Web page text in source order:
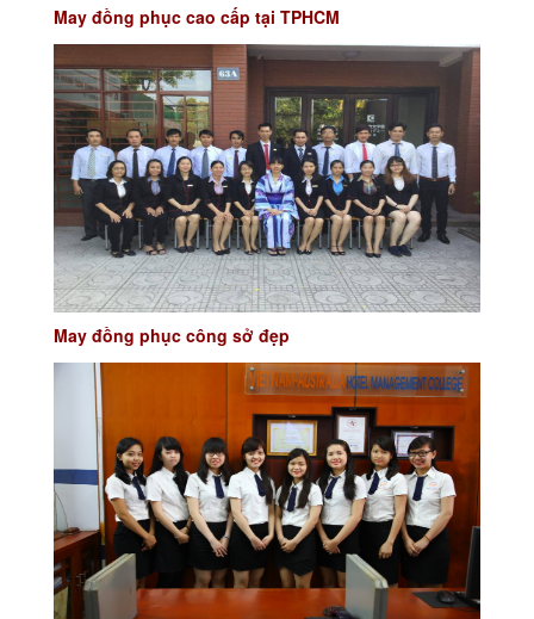
May đồng phục cao cấp tại TPHCM
May đồng phục công sở đẹp